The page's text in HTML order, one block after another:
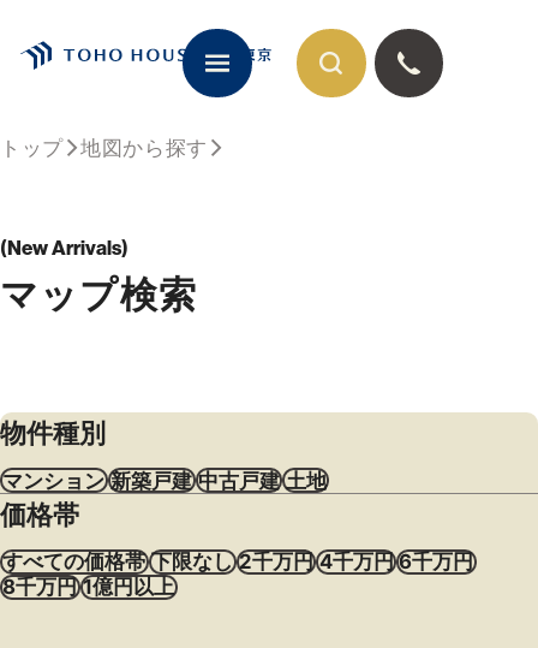
トップ 地図から探す
New Arrivals
マップ検索
物件種別
マンション 新築戸建 中古戸建 土地
価格帯
すべての価格帯 下限なし 2千万円 4千万円 6千万円
8千万円 1億円以上